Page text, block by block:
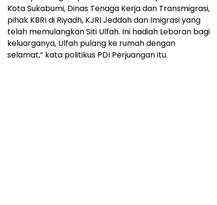
Kota Sukabumi, Dinas Tenaga Kerja dan Transmigrasi,
pihak KBRI di Riyadh, KJRI Jeddah dan Imigrasi yang
telah memulangkan Siti Ulfah. Ini hadiah Lebaran bagi
keluarganya, Ulfah pulang ke rumah dengan
selamat,” kata politikus PDI Perjuangan itu.